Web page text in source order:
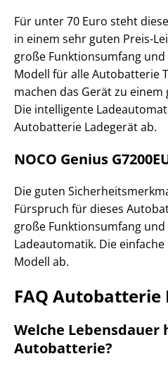
Für unter 70 Euro steht
in einem sehr guten Preis-
große Funktionsumfang und
Modell für alle Autobatterie
machen das Gerät zu
Die intelligente
Autobatterie Ladegerät ab.
NOCO Genius
Die guten
Fürspruch für dieses
große Funktionsumfang
Ladeautomatik. Die
Modell ab.
FAQ Autobatterie
Welche Lebensdauer
Autobatterie?